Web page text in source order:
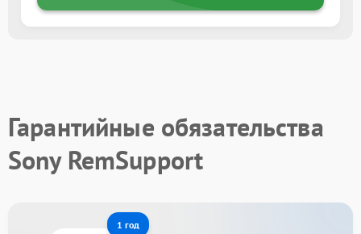
Гарантийные обязательства
Sony RemSupport
1 год